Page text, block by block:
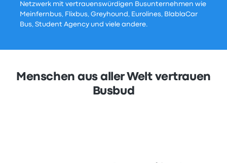
Netzwerk mit vertrauenswürdigen Busunternehmen wie
Meinfernbus, Flixbus, Greyhound, Eurolines, BlablaCar
Bus, Student Agency und viele andere.
Menschen aus aller Welt vertrauen
Busbud